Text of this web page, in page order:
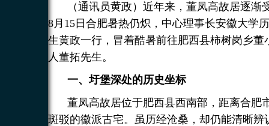
（通讯员黄政）近年来，董凤高故居逐
8月15日合肥暑热仍炽，中心理事长安徽大学
生黄政一行，冒着酷暑前往肥西县柿树岗乡
人董拓先生。
一、圩堡深处的历史坐标
董凤高故居位于肥西县西南部，距离合肥
斑驳的徽派古宅。虽历经沧桑，却仍能清晰